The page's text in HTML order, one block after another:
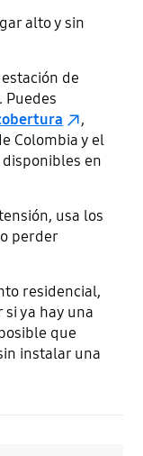
alto y sin
de
Puedes
,
Colombia y el
en
usa los
perder
residencial,
ya hay una
que
instalar una